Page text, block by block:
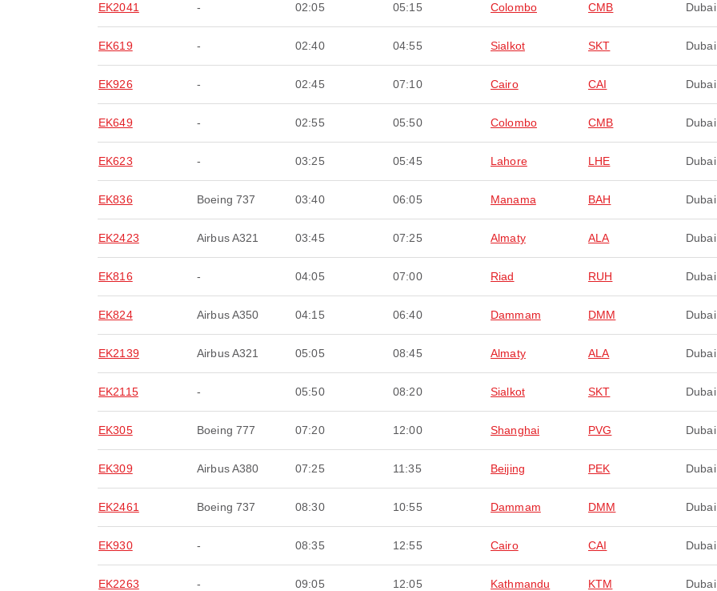
EK2041 - 02:05 05:15 Colombo CMB Dubai
EK619 - 02:40 04:55 Sialkot SKT Dubai
EK926 - 02:45 07:10 Cairo CAI Dubai
EK649 - 02:55 05:50 Colombo CMB Dubai
EK623 - 03:25 05:45 Lahore LHE Dubai
EK836 Boeing 737 03:40 06:05 Manama BAH Dubai
EK2423 Airbus A321 03:45 07:25 Almaty ALA Dubai
EK816 - 04:05 07:00 Riad RUH Dubai
EK824 Airbus A350 04:15 06:40 Dammam DMM Dubai
EK2139 Airbus A321 05:05 08:45 Almaty ALA Dubai
EK2115 - 05:50 08:20 Sialkot SKT Dubai
EK305 Boeing 777 07:20 12:00 Shanghai PVG Dubai
EK309 Airbus A380 07:25 11:35 Beijing PEK Dubai
EK2461 Boeing 737 08:30 10:55 Dammam DMM Dubai
EK930 - 08:35 12:55 Cairo CAI Dubai
EK2263 - 09:05 12:05 Kathmandu KTM Dubai